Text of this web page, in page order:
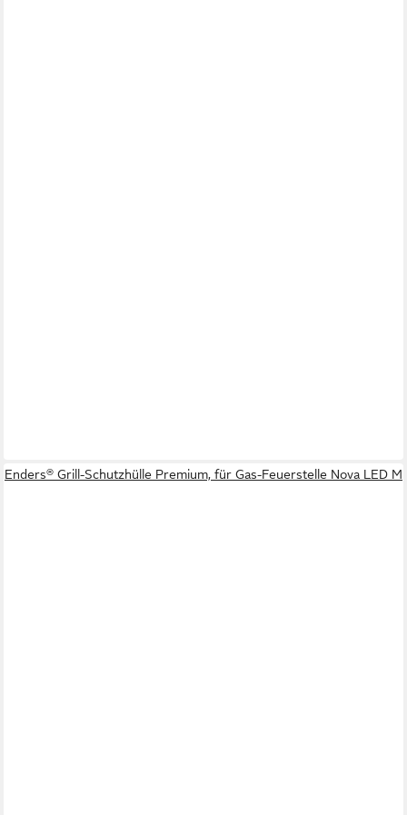
Enders® Grill-Schutzhülle Premium, für Gas-Feuerstelle Nova LED M